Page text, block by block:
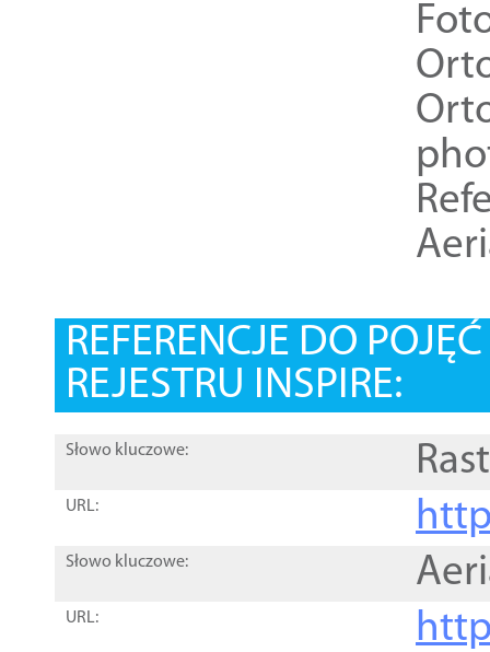
REFERENCJE DO
REJESTRU INSPIRE:
Słowo kluczowe:
URL:
Słowo kluczowe:
URL: